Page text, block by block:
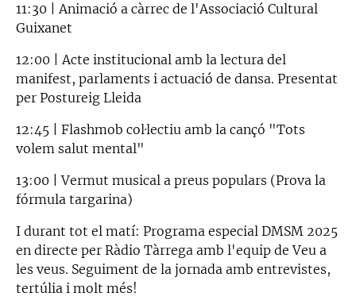
11:30 | Animació a càrrec de l'Associació Cultural
Guixanet
12:00 | Acte institucional amb la lectura del
manifest, parlaments i actuació de dansa. Presentat
per Postureig Lleida
12:45 | Flashmob col·lectiu amb la cançó "Tots
volem salut mental"
13:00 | Vermut musical a preus populars (Prova la
fórmula targarina)
I durant tot el matí: Programa especial DMSM 2025
en directe per Ràdio Tàrrega amb l'equip de Veu a
les veus. Seguiment de la jornada amb entrevistes,
tertúlia i molt més!